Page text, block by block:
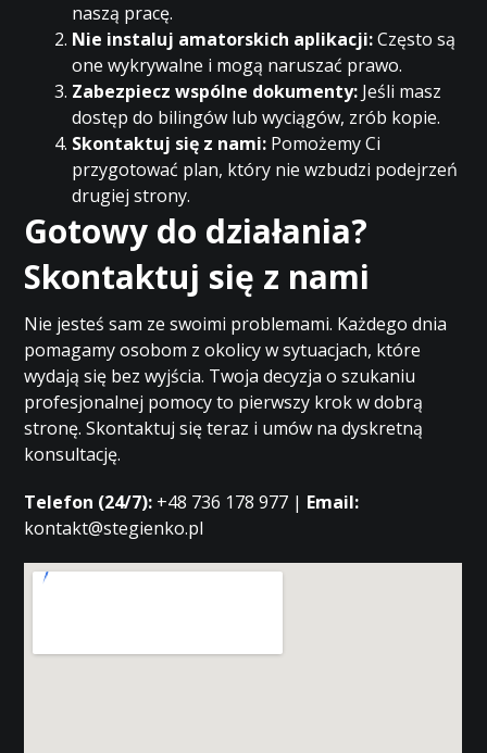
naszą pracę.
Nie instaluj amatorskich aplikacji:Często są
one wykrywalne i mogą naruszać prawo.
Zabezpiecz wspólne dokumenty: Jeśli masz
dostęp do bilingów lub wyciągów, zrób kopie.
Skontaktuj się z nami: Pomożemy Ci
przygotować plan, który nie wzbudzi podejrzeń
drugiej strony.
Gotowy do działania?
Skontaktuj się z nami
Nie jesteś sam ze swoimi problemami. Każdego dnia
pomagamy osobom z okolicy w sytuacjach, które
wydają się bez wyjścia. Twoja decyzja o szukaniu
profesjonalnej pomocy to pierwszy krok w dobrą
stronę. Skontaktuj się teraz i umów na dyskretną
konsultację.
Telefon (24/7): +48 736 178 977 | Email:
kontakt@stegienko.pl